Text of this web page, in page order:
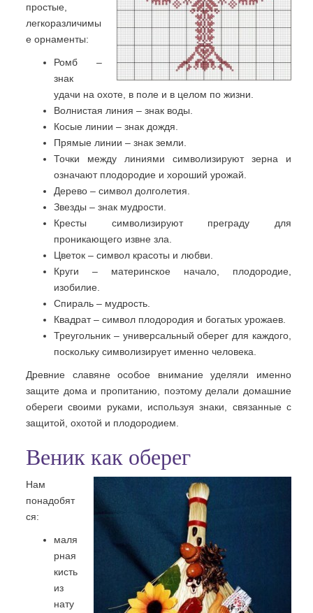
простые,
легкоразличимы
е орнаменты:
Ромб –
знак
удачи на охоте, в поле и в целом по жизни.
Волнистая линия – знак воды.
Косые линии – знак дождя.
Прямые линии – знак земли.
Точки между линиями символизируют зерна и
означают плодородие и хороший урожай.
Дерево – символ долголетия.
Звезды – знак мудрости.
Кресты символизируют преграду для
проникающего извне зла.
Цветок – символ красоты и любви.
Круги – материнское начало, плодородие,
изобилие.
Спираль – мудрость.
Квадрат – символ плодородия и богатых урожаев.
Треугольник – универсальный оберег для каждого,
поскольку символизирует именно человека.
Древние славяне особое внимание уделяли именно
защите дома и пропитанию, поэтому делали домашние
обереги своими руками, используя знаки, связанные с
защитой, охотой и плодородием.
Веник как оберег
Нам
понадобят
ся:
маля
рная
кисть
из
нату